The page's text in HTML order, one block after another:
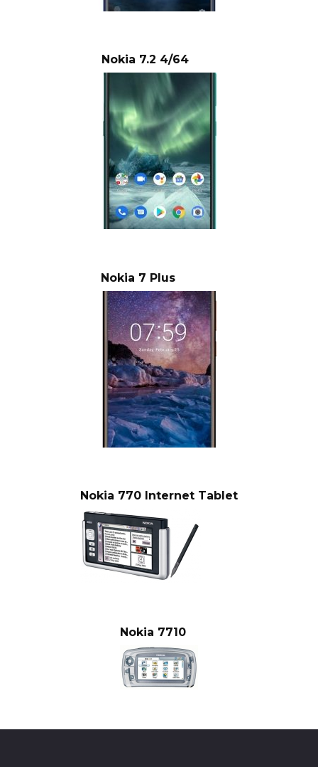
Nokia 7.2 4/64
Nokia 7 Plus
Nokia 770 Internet Tablet
Nokia 7710